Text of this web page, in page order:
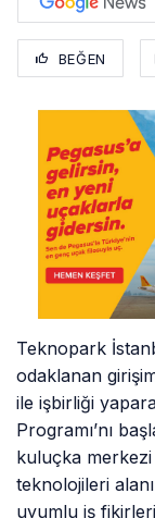
BEĞEN
Teknopark
odaklanan
ile işbirliği
Programı’nı
kuluçka merkezi
teknolojileri
uyumlu iş